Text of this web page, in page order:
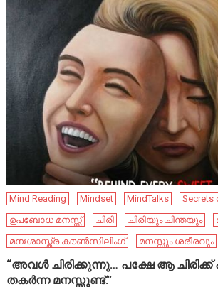
Mind Reading Mindset MindTalks
Secrets
ഉപബോധ മനസ്സ്
ചിരി ചിരിയും ചിന്തയും
മനഃശാസ്ത്ര കൗൺസിലിംഗ്
മനസ്സും ശരീരവും
“അവൾ ചിരിക്കുന്നു… പക്ഷേ ആ ചിരിക്ക്
തകർന്ന മനസ്സുണ്ട്.”